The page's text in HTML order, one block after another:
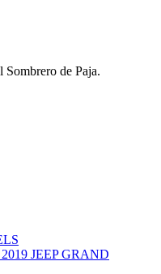
de Paja.